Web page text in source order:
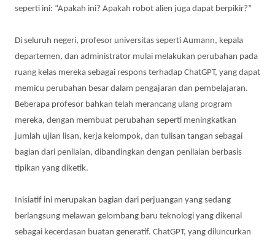
seperti ini: “Apakah ini? Apakah robot alien juga dapat berpikir?”
Di seluruh negeri, profesor universitas seperti Aumann, kepala
departemen, dan administrator mulai melakukan perubahan pada
ruang kelas mereka sebagai respons terhadap ChatGPT, yang dapat
memicu perubahan besar dalam pengajaran dan pembelajaran.
Beberapa profesor bahkan telah merancang ulang program
mereka, dengan membuat perubahan seperti meningkatkan
jumlah ujian lisan, kerja kelompok, dan tulisan tangan sebagai
bagian dari penilaian, dibandingkan dengan penilaian berbasis
tipikan yang diketik.
Inisiatif ini merupakan bagian dari perjuangan yang sedang
berlangsung melawan gelombang baru teknologi yang dikenal
sebagai kecerdasan buatan generatif. ChatGPT, yang diluncurkan